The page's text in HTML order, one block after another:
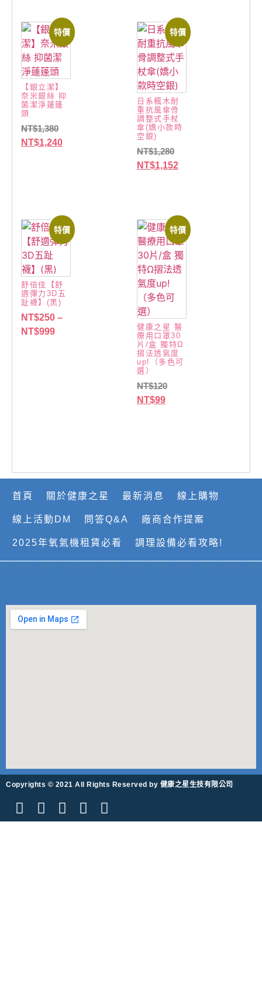
特價
【銀立潔】
奈米銀絲 抑
菌潔淨蓮蓬
頭
NT$1,380
NT$1,240
特價
日系楓木耐
重抗風傘骨
調整式手杖
傘(嬌小款時
空銀)
NT$1,280
NT$1,152
特價
舒倍佳【舒
適彈力3D五
趾襪】(黑)
NT$250 –
NT$999
特價
健康之星 醫
療用口罩30
片/盒 獨特Ω
摺法透氣度
up!（多色可
選）
NT$120
NT$99
首頁 關於健康之星 最新消息 線上購物
線上活動DM 問答Q&A 廠商合作提案
2025年氧氣機租賃必看 調理設備必看攻略!
Copyrights © 2021 All Rights Reserved by 健康之星生技有限公司